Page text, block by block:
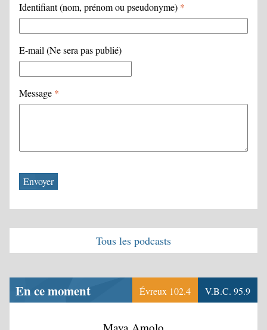
Identifiant (nom, prénom ou pseudonyme) *
E-mail (Ne sera pas publié)
Message *
Tous les podcasts
En ce moment Évreux 102.4 V.B.C. 95.9